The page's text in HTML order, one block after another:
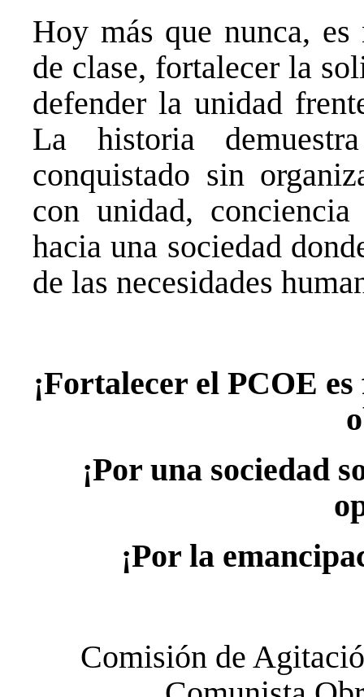
Hoy más que nunca,
de clase, fortalecer la
defender la unidad
La historia
conquistado sin
con unidad,
hacia una sociedad
de las necesidades
¡Fortalecer el PCOE
¡Por una sociedad
¡Por la
Comisión de